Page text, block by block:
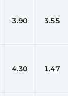
3.90 3.55
4.30 1.47